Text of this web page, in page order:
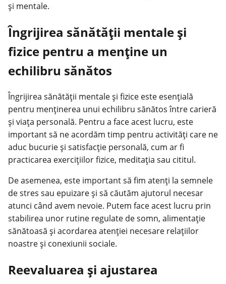
și mentale.
Îngrijirea sănătății mentale și
fizice pentru a menține un
echilibru sănătos
Îngrijirea sănătății mentaleși fizice este esențială
pentru menținerea unui echilibru sănătos între carieră
și viața personală. Pentru a face acest lucru, este
important să ne acordăm timp pentru activități care ne
aduc bucurie și satisfacție personală, cum ar fi
practicarea exercițiilor fizice, meditația sau cititul.
De asemenea, este important să fim atenți la semnele
de stres sau epuizare și să căutăm ajutorul necesar
atunci când avem nevoie. Putem face acest lucru prin
stabilirea unor rutine regulate de somn, alimentație
sănătoasă și acordarea atenției necesare relațiilor
noastre și conexiunii sociale.
Reevaluarea și ajustarea